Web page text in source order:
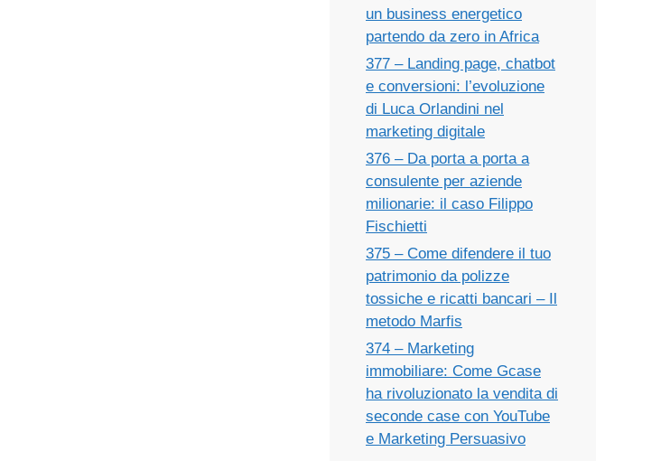
un business energetico
partendo da zero in Africa
377 – Landing page, chatbot
e conversioni: l’evoluzione
di Luca Orlandini nel
marketing digitale
376 – Da porta a porta a
consulente per aziende
milionarie: il caso Filippo
Fischietti
375 – Come difendere il tuo
patrimonio da polizze
tossiche e ricatti bancari – Il
metodo Marfis
374 – Marketing
immobiliare: Come Gcase
ha rivoluzionato la vendita di
seconde case con YouTube
e Marketing Persuasivo